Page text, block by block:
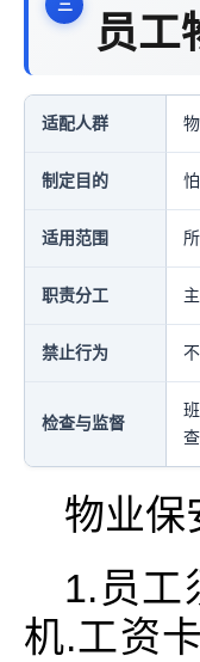
员工
适配人群
制定目的
适用范围
职责分工
禁止行为
检查与监督
查
物业保
1.员工
机.工资